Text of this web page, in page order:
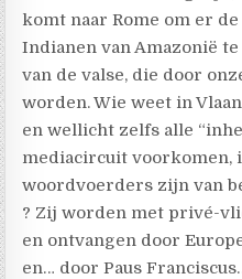
komt naar Rome om er
Indianen van Amazonië
van de valse, die door
worden. Wie weet in
en wellicht zelfs alle
mediacircuit voorkomen,
woordvoerders zijn van
? Zij worden met privé-
en ontvangen door
en… door Paus